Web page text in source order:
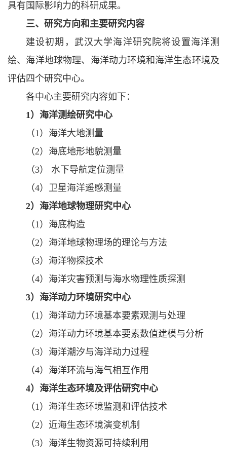
具有国际影响力的科研成果。
三、研究方向和主要研究内容
建设初期，武汉大学海洋研究院将设置海洋测
绘、海洋地球物理、海洋动力环境和海洋生态环境及
评估四个研究中心。
各中心主要研究内容如下：
1）海洋测绘研究中心
（1）海洋大地测量
（2）海底地形地貌测量
（3） 水下导航定位测量
（4）卫星海洋遥感测量
2）海洋地球物理研究中心
（1）海底构造
（2）海洋地球物理场的理论与方法
（3）海洋物探技术
（4）海洋灾害预测与海水物理性质探测
3）海洋动力环境研究中心
（1）海洋动力环境基本要素观测与处理
（2）海洋动力环境基本要素数值建模与分析
（3）海洋潮汐与海洋动力过程
（4）海洋环流与海气相互作用
4）海洋生态环境及评估研究中心
（1）海洋生态环境监测和评估技术
（2）近海生态环境演变机制
（3）海洋生物资源可持续利用